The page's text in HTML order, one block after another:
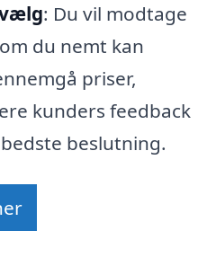
: Du vil modtage
du nemt kan
priser,
kunders feedback
beslutning.